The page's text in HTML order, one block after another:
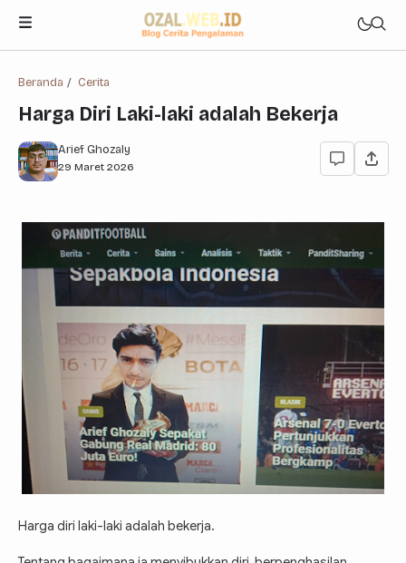
Beranda Cerita
Harga Diri Laki-laki adalah Bekerja
Arief Ghozaly
29 Maret 2026
Harga diri laki-laki adalah bekerja.